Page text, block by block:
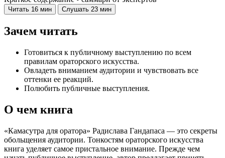
Читать 16 мин Слушать 23 мин
Зачем читать
Готовиться к публичному выступлению по всем
правилам ораторского искусства.
Овладеть вниманием аудитории и чувствовать все
оттенки ее реакций.
Полюбить публичные выступления.
О чем книга
«Камасутра для оратора» Радислава Гандапаса — это секреты
обольщения аудитории. Тонкостям ораторского искусства
книга уделяет самое пристальное внимание. Прежде чем